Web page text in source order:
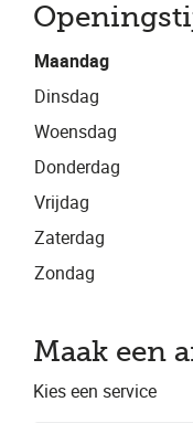
Maak een
Kies een service
Maandag
Dinsdag
Woensdag
Donderdag
Vrijdag
Zaterdag
Zondag